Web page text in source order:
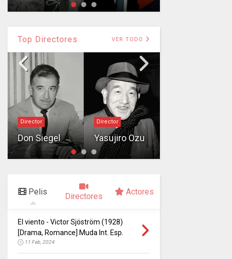
Top Directores VER TODO
Director
Don Siegel
Director
Yasujiro Ozu
Pelis Directores Actores
El viento - Victor Sjöström (1928)
[Drama, Romance] Muda Int. Esp.
11 Feb, 2024